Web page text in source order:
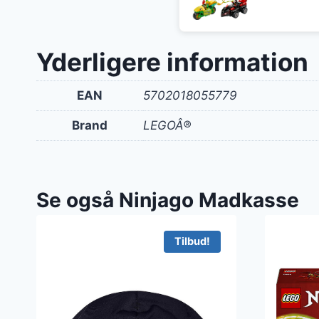
Yderligere information
EAN 5702018055779
Brand LEGOÂ®
Se også Ninjago Madkasse
Tilbud!